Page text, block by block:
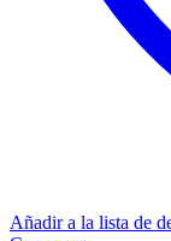
Añadir a la lista de